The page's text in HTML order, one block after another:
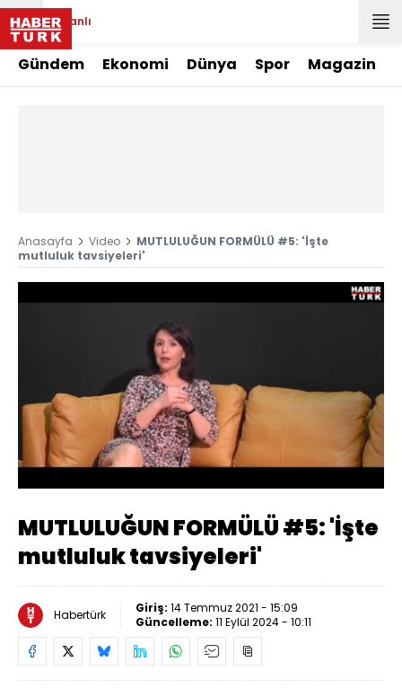
Canlı
Gündem Ekonomi Dünya Spor Magazin
Anasayfa Video
MUTLULUĞUN FORMÜLÜ #5: 'İşte
mutluluk tavsiyeleri'
Aç
Yüklendi:
16.89%
Hızı
MUTLULUĞUN FORMÜLÜ #5: 'İşte
mutluluk tavsiyeleri'
Habertürk Giriş: 14 Temmuz 2021 - 15:09
Güncelleme: 11 Eylül 2024 - 10:11